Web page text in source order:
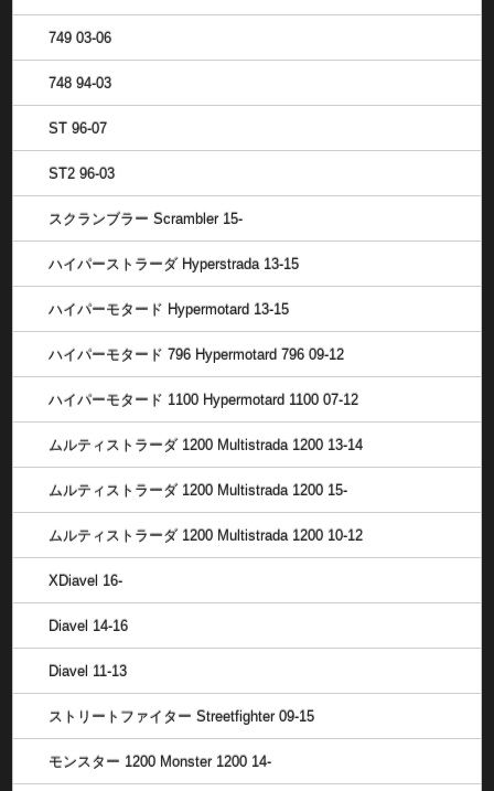
749 03-06
748 94-03
ST 96-07
ST2 96-03
スクランブラー Scrambler 15-
ハイパーストラーダ Hyperstrada 13-15
ハイパーモタード Hypermotard 13-15
ハイパーモタード 796 Hypermotard 796 09-12
ハイパーモタード 1100 Hypermotard 1100 07-12
ムルティストラーダ 1200 Multistrada 1200 13-14
ムルティストラーダ 1200 Multistrada 1200 15-
ムルティストラーダ 1200 Multistrada 1200 10-12
XDiavel 16-
Diavel 14-16
Diavel 11-13
ストリートファイター Streetfighter 09-15
モンスター 1200 Monster 1200 14-